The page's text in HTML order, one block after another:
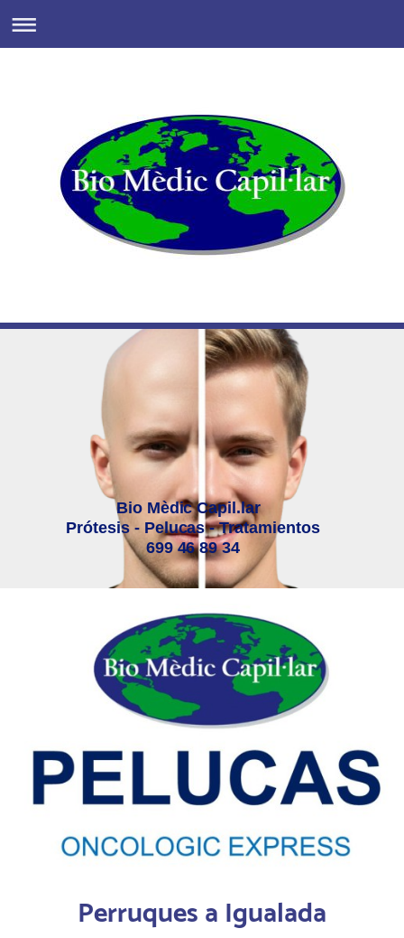
Bio Mèdic Capil.lar
Prótesis - Pelucas - Tratamientos
699 46 89 34
Perruques a Igualada